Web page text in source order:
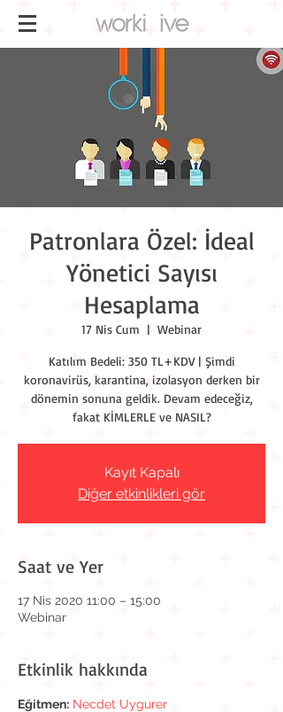
Patronlara Özel: İdeal
Yönetici Sayısı
Hesaplama
17 Nis Cum
  |
Webinar
Katılım Bedeli: 350 TL+KDV | Şimdi
koronavirüs, karantina, izolasyon derken bir
dönemin sonuna geldik. Devam edeceğiz,
fakat KİMLERLE ve NASIL?
Kayıt Kapalı
Diğer etkinlikleri gör
Saat ve Yer
17 Nis 2020 11:00 – 15:00
Webinar
Etkinlik hakkında
Eğitmen: Necdet Uygurer